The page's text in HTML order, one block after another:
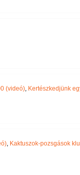
(videó), Kertészkedjünk
, Kaktuszok-pozsgások